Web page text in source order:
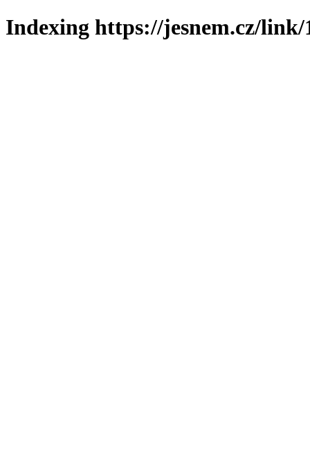
Indexing https://jesnem.cz/link/